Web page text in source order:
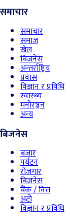
समाचार
समाचार
समाज
खेल
बिजनेस
अन्तर्राष्ट्रिय
प्रवास
विज्ञान र प्रविधि
स्वास्थ्य
मनोरञ्जन
अन्य
बिजनेस
बजार
पर्यटन
रोजगार
बिजनेस
बैंक / वित्त
अटो
विज्ञान र प्रविधि